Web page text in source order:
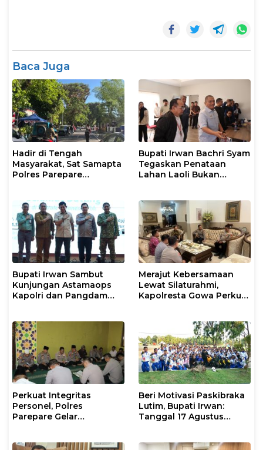
Baca Juga
Hadir di Tengah
Masyarakat, Sat Samapta
Polres Parepare
Bupati Irwan Bachri Syam
Tegaskan Penataan
Lahan Laoli Bukan
Bupati Irwan Sambut
Kunjungan Astamaops
Kapolri dan Pangdam
Merajut Kebersamaan
Lewat Silaturahmi,
Kapolresta Gowa Perkuat
Perkuat Integritas
Personel, Polres
Parepare Gelar
Beri Motivasi Paskibraka
Lutim, Bupati Irwan:
Tanggal 17 Agustus